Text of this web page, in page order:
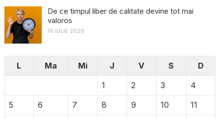
De ce timpul liber de calitate devine tot mai
valoros
16 IULIE 2026
L Ma Mi J V S
D
1
2 3
4
5
6 7 8 9 10
11